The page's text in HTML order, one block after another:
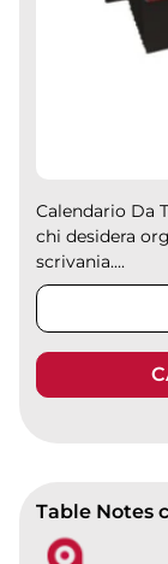
Calendario Da
chi desidera
scrivania....